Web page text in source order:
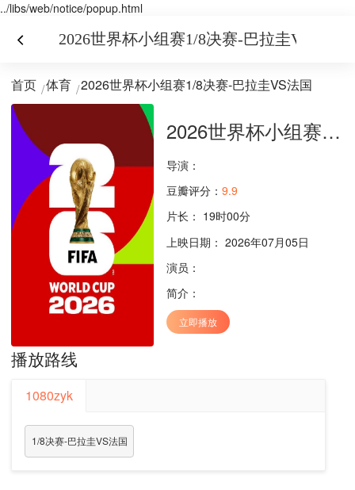
../libs/web/notice/popup.html
2026世界杯小组赛1/8决赛-巴拉圭VS法国
首页 体育 2026世界杯小组赛1/8决赛-巴拉圭VS法国
2026世界杯小组赛1/8决赛-巴拉圭VS法国
导演：
豆瓣评分： 9.9
片长： 19时00分
上映日期： 2026年07月05日
演员：
简介：
立即播放
播放路线
1080zyk
1/8决赛-巴拉圭VS法国